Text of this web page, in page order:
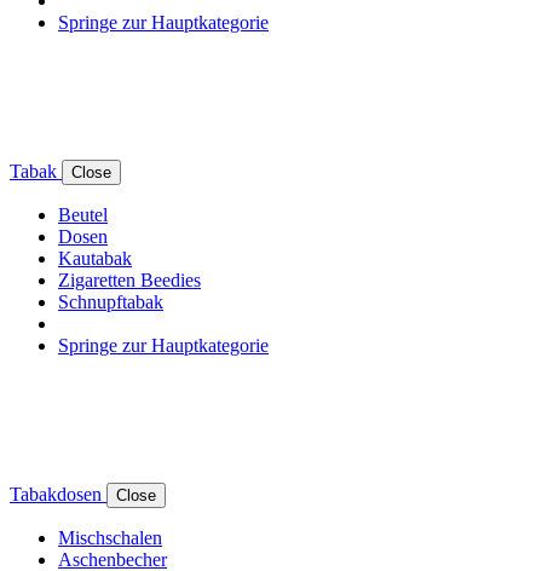
Springe zur Hauptkategorie
Tabak Close
Beutel
Dosen
Kautabak
Zigaretten Beedies
Schnupftabak
Springe zur Hauptkategorie
Tabakdosen Close
Mischschalen
Aschenbecher